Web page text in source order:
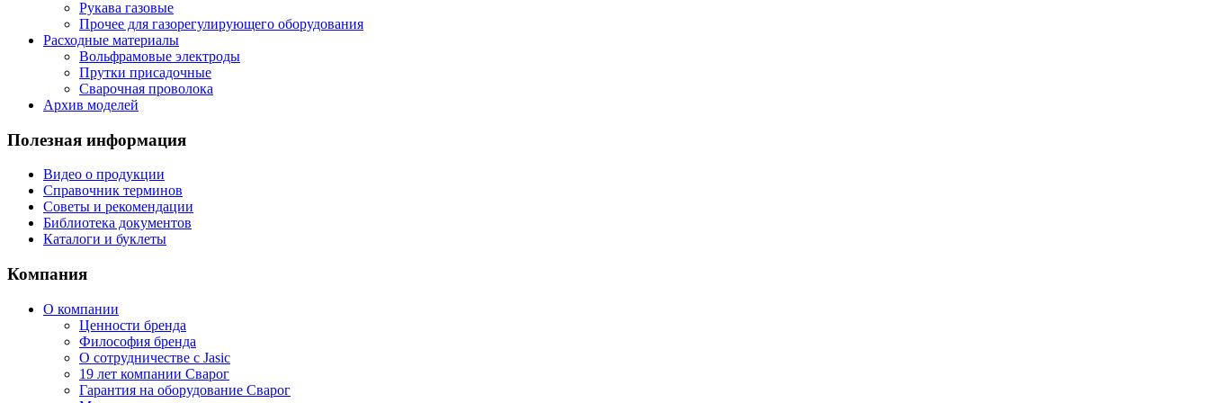
Рукава газовые
Прочее для газорегулирующего оборудования
Расходные материалы
Вольфрамовые электроды
Прутки присадочные
Сварочная проволока
Архив моделей
Полезная информация
Видео о продукции
Справочник терминов
Советы и рекомендации
Библиотека документов
Каталоги и буклеты
Компания
О компании
Ценности бренда
Философия бренда
О сотрудничестве с Jasic
19 лет компании Сварог
Гарантия на оборудование Сварог